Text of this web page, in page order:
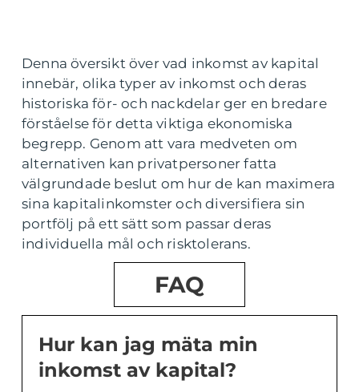
Denna översikt över vad inkomst av kapital
innebär, olika typer av inkomst och deras
historiska för- och nackdelar ger en bredare
förståelse för detta viktiga ekonomiska
begrepp. Genom att vara medveten om
alternativen kan privatpersoner fatta
välgrundade beslut om hur de kan maximera
sina kapitalinkomster och diversifiera sin
portfölj på ett sätt som passar deras
individuella mål och risktolerans.
FAQ
Hur kan jag mäta min
inkomst av kapital?